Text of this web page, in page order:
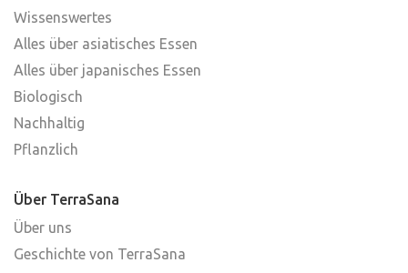
Wissenswertes
Alles über asiatisches Essen
Alles über japanisches Essen
Biologisch
Nachhaltig
Pflanzlich
Über TerraSana
Über uns
Geschichte von TerraSana